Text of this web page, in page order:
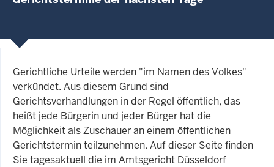
Gerichtliche Urteile werden "im Namen des Volkes"
verkündet. Aus diesem Grund sind
Gerichtsverhandlungen in der Regel öffentlich, das
heißt jede Bürgerin und jeder Bürger hat die
Möglichkeit als Zuschauer an einem öffentlichen
Gerichtstermin teilzunehmen. Auf dieser Seite finden
Sie tagesaktuell die im Amtsgericht Düsseldorf